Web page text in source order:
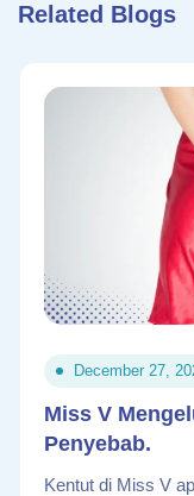
Related Blogs
December 27,
Miss V
Penyebab.
Kentut di Miss V